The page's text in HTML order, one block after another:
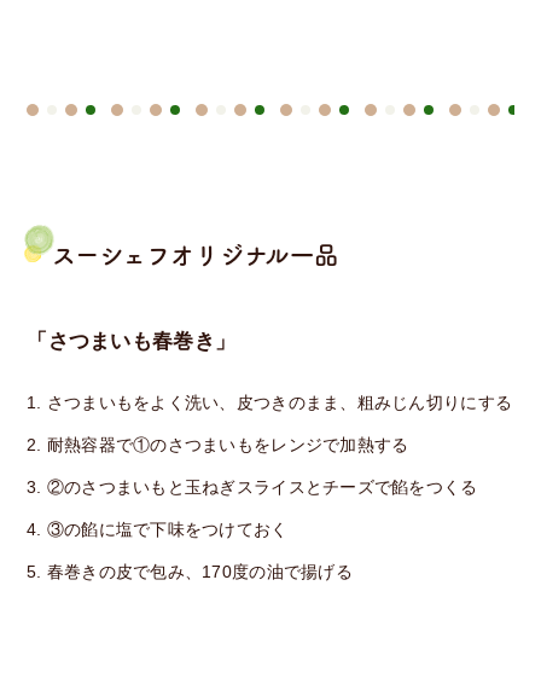
スーシェフオリジナル一品
「さつまいも春巻き」
さつまいもをよく洗い、皮つきのまま、粗みじん切りにする
耐熱容器で①のさつまいもをレンジで加熱する
②のさつまいもと玉ねぎスライスとチーズで餡をつくる
③の餡に塩で下味をつけておく
春巻きの皮で包み、170度の油で揚げる